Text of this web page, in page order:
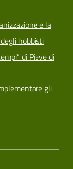
e la
hobbisti
di Pieve di
gli